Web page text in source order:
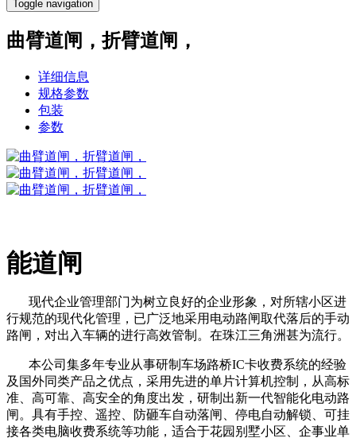
Toggle navigation
曲臂道闸，折臂道闸，
详细信息
规格参数
包装
参数
能道闸
现代企业管理部门为树立良好的企业形象，对所辖小区进
行规范的现代化管理，已广泛地采用电动路闸取代落后的手动
路闸，对出入车辆的进行高效管制。在珠江三角洲甚为流行。
本公司集多年专业从事研制车场路桥IC卡收费系统的经验
及国外同类产品之优点，采用先进的单片计算机控制，从高标
准、高可靠、高安全的角度出发，研制出新一代智能化电动路
闸。具有手控、遥控、防砸车自动落闸、停电自动解锁、可挂
接各类电脑收费系统等功能，适合于花园别墅小区、企事业单